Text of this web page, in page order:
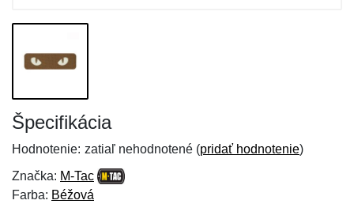
Špecifikácia
Hodnotenie: zatiaľ nehodnotené (pridať hodnotenie)
Značka: M-Tac
Farba: Béžová